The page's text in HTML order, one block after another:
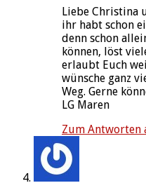
Liebe Christina
ihr habt schon
denn schon
können, löst
erlaubt Euch
wünsche ganz
Weg. Gerne
LG Maren
Zum Antworten